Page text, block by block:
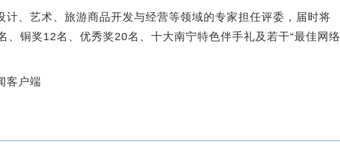
、艺术、旅游商品开发与经营等领域的专家担任评委，届时将
、铜奖12名、优秀奖20名、十大南宁特色伴手礼及若干“最佳网络
户端